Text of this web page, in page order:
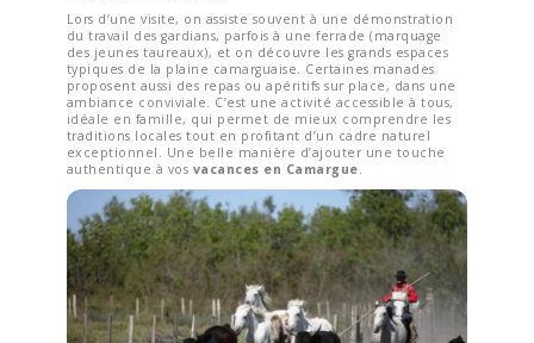
Lors d’une visite, on assiste souvent à une démonstration
du travail des gardians, parfois à une ferrade (marquage
des jeunes taureaux), et on découvre les grands espaces
typiques de la plaine camarguaise. Certaines manades
proposent aussi des repas ou apéritifs sur place, dans une
ambiance conviviale. C’est une activité accessible à tous,
idéale en famille, qui permet de mieux comprendre les
traditions locales tout en profitant d’un cadre naturel
exceptionnel. Une belle manière d’ajouter une touche
authentique à vos vacances en Camargue